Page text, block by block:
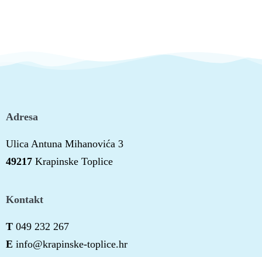
Adresa
Ulica Antuna Mihanovića 3
49217 Krapinske Toplice
Kontakt
T 049 232 267
E info@krapinske-toplice.hr